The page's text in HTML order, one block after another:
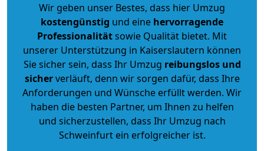
Wir geben unser Bestes, dass hier Umzug
kostengünstig und eine hervorragende
Professionalitätsowie Qualität bietet. Mit
unserer Unterstützung in Kaiserslautern können
Sie sicher sein, dass Ihr Umzug reibungslos und
sicherverläuft, denn wir sorgen dafür, dass Ihre
Anforderungen und Wünsche erfüllt werden. Wir
haben die besten Partner, um Ihnen zu helfen
und sicherzustellen, dass Ihr Umzug nach
Schweinfurt ein erfolgreicher ist.